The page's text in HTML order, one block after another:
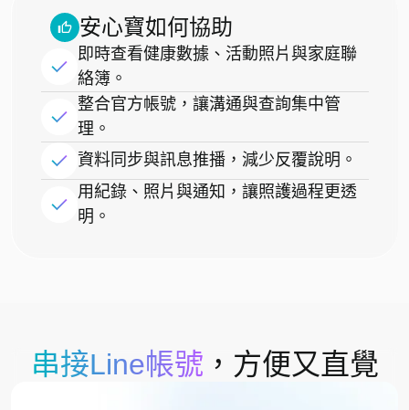
安心寶如何協助
即時查看健康數據、活動照片與家庭聯
絡簿。
整合官方帳號，讓溝通與查詢集中管
理。
資料同步與訊息推播，減少反覆說明。
用紀錄、照片與通知，讓照護過程更透
明。
串接Line帳號 ，方便又直覺